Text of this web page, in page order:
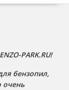
PARK.RU!
бензопил,
очень